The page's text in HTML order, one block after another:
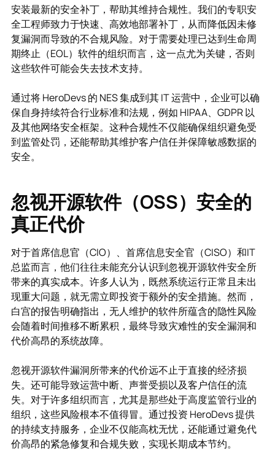
安装最新的安全补丁，帮助其维持合规性。我们的专职安
全工程师致力于快速、高效地部署补丁，从而降低因未修
复漏洞而导致的不合规风险。对于需要处理已达到生命周
期终止（EOL）软件的组织而言，这一点尤为关键，否则
这些软件可能会失去技术支持。
通过将 HeroDevs 的 NES 集成到其 IT 运营中，企业可以确
保自身持续符合行业标准和法规，例如 HIPAA、GDPR 以
及其他网络安全框架。这种合规性不仅能确保组织避免受
到监管处罚，还能帮助其维护客户信任并保障敏感数据的
安全。
忽视开源软件（OSS）安全的
真正代价
对于首席信息官（CIO）、首席信息安全官（CISO）和IT
总监而言，他们往往未能充分认识到忽视开源软件安全所
带来的真实成本。许多人认为，既然系统运行正常且未出
现重大问题，就无需立即投资于额外的安全措施。然而，
白宫的报告明确指出，无人维护的软件所蕴含的隐性风险
会随着时间推移不断累积，最终导致灾难性的安全漏洞和
代价高昂的系统故障。
忽视开源软件漏洞所带来的代价远不止于直接的经济损
失。还可能导致运营中断、声誉受损以及客户信任的流
失。对于许多组织而言，尤其是那些处于高度监管行业的
组织，这些风险根本不值得冒。通过投资 HeroDevs 提供
的持续支持服务，企业不仅能高枕无忧，还能通过避免代
价高昂的紧急修复和合规失败，实现长期成本节约。